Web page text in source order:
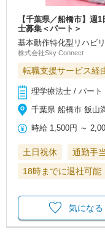
【千葉県／船橋市】
士募集＜パート＞
基本動作特化型リハビ
株式会社Sky Connect
転職支援サービス経
理学療法士 / パート
千葉県 船橋市 飯山
時給 1,500円 ～
土日祝休 通勤手当
18時までに退社可能
気になる